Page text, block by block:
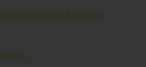
(недвижимость)